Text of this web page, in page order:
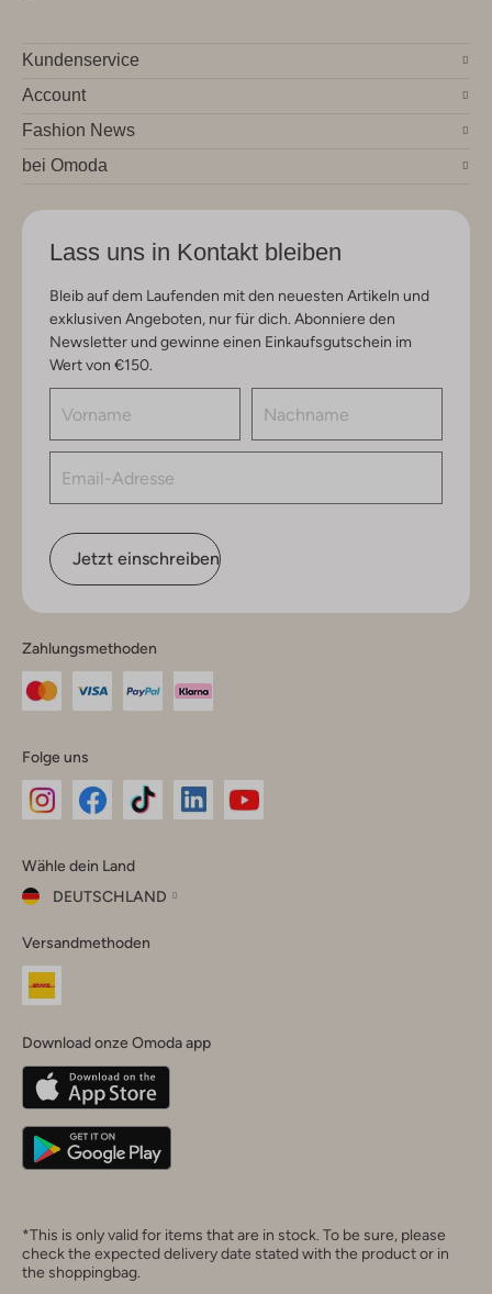
Kundenservice
Account
Fashion News
bei Omoda
Lass uns in Kontakt bleiben
Bleib auf dem Laufenden mit den neuesten Artikeln und
exklusiven Angeboten, nur für dich. Abonniere den
Newsletter und gewinne einen Einkaufsgutschein im
Wert von €150.
Jetzt einschreiben
Zahlungsmethoden
Folge uns
Instagram
Facebook
TikTok
Wähle dein Land
DEUTSCHLAND
dein
Land
Belgique(Français)
Deutschland
Versandmethoden
Download onze Omoda app
*This is only valid for items that are in stock. To be sure, please
check the expected delivery date stated with the product or in
the shoppingbag.